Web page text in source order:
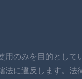
用のみを目的とし
法に違反します。